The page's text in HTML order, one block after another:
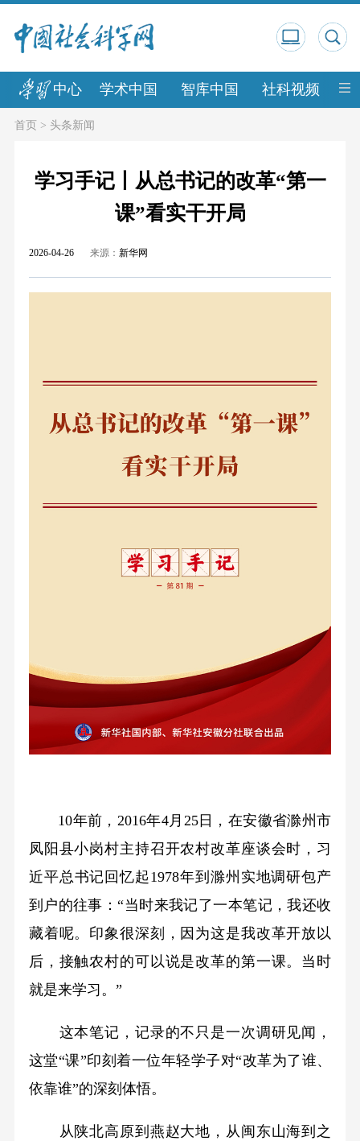
中心 学术中国 智库中国 社科视频 中
首页> 头条新闻
学习手记丨从总书记的改革“第一
课”看实干开局
2026-04-26 来源： 新华网
10年前，2016年4月25日，在安徽省滁州市
凤阳县小岗村主持召开农村改革座谈会时，习
近平总书记回忆起1978年到滁州实地调研包产
到户的往事：“当时来我记了一本笔记，我还收
藏着呢。印象很深刻，因为这是我改革开放以
后，接触农村的可以说是改革的第一课。当时
就是来学习。”
这本笔记，记录的不只是一次调研见闻，
这堂“课”印刻着一位年轻学子对“改革为了谁、
依靠谁”的深刻体悟。
从陕北高原到燕赵大地，从闽东山海到之